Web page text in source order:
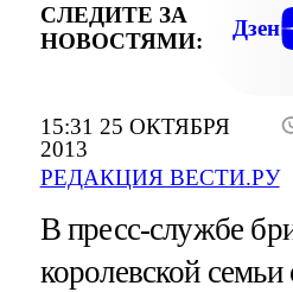
15:31 25 ОКТЯБРЯ
2013
РЕДАКЦИЯ ВЕСТИ.РУ
СЛЕДИТЕ ЗА
НОВОСТЯМИ:
Дзен
В пресс-службе
королевской семьи